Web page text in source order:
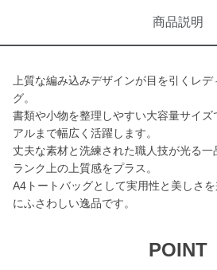
商品説明
上質な編み込みデザインが目を引くレ
グ。
書類や小物を整理しやすい大容量サイズ
アルまで幅広く活躍します。
丈夫な素材と洗練された職人技が光る
ランク上の上質感をプラス。
A4トートバッグとして実用性と美しさ
にふさわしい逸品です。
POINT